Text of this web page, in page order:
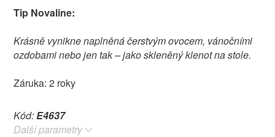
Tip Novaline:
Krásně vynikne naplněná čerstvým ovocem, vánočními
ozdobami nebo jen tak – jako skleněný klenot na stole.
Záruka: 2 roky
Kód:E4637
Další parametry